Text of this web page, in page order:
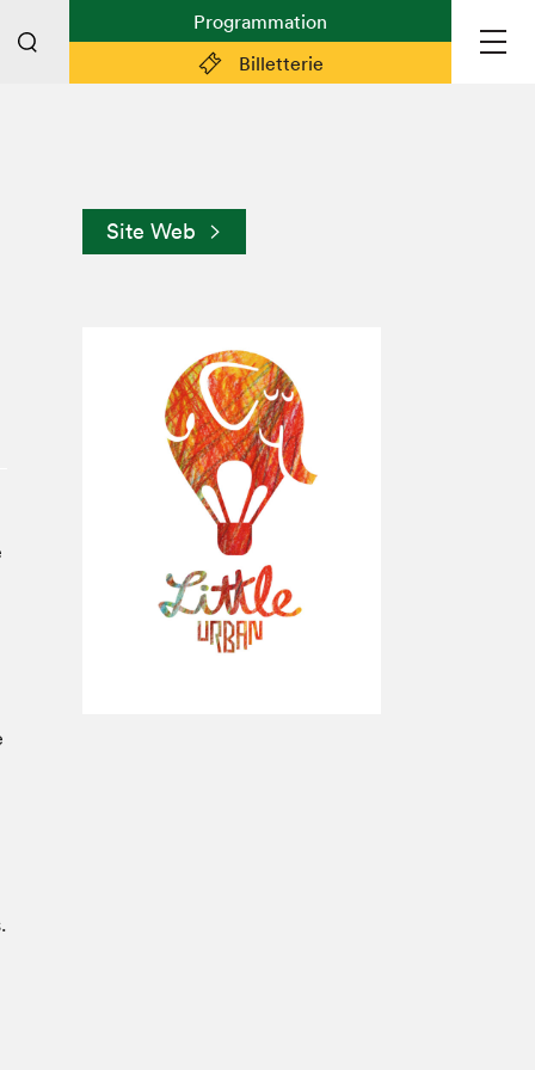
Billetterie
Programmation
Plan du Salon
Préparer sa visite
Espace exposant·e·s
Espace enseignant·e·s
Espace participant⋅e⋅s
Espace Salon dans la ville
Espace bénévoles
Devenir bénévole
À propos du Salon
Liste des exposant·e·s
Liste des auteur·rice·s
Site Web